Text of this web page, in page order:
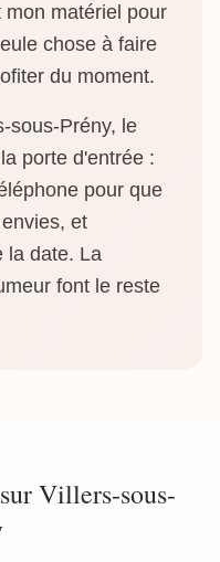
matériel pour
chose à faire
du moment.
sous-Prény, le
porte d'entrée :
pour que
et
la date. La
font le reste
Villers-sous-